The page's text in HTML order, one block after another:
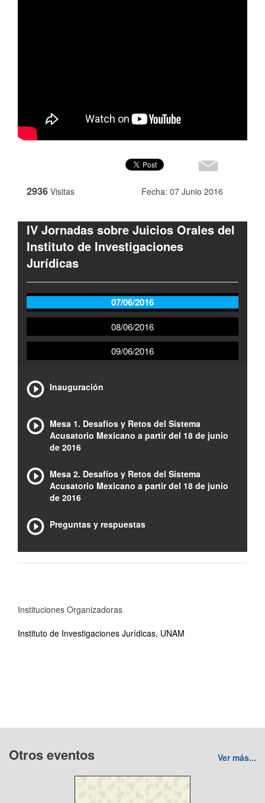
2936 Visitas Fecha: 07 Junio 2016
IV Jornadas sobre Juicios Orales del
Instituto de Investigaciones
Jurídicas
07/06/2016
08/06/2016
09/06/2016
Inauguración
Mesa 1. Desafíos y Retos del Sistema
Acusatorio Mexicano a partir del 18 de junio
de 2016
Mesa 2. Desafíos y Retos del Sistema
Acusatorio Mexicano a partir del 18 de junio
de 2016
Preguntas y respuestas
Instituciones Organizadoras
Instituto de Investigaciones Jurídicas, UNAM
Otros eventos Ver más...